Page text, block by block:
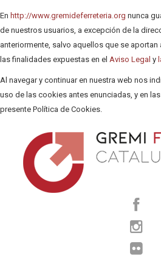
En http://www.gremideferreteria.org nunca
de nuestros usuarios, a excepción de la
anteriormente, salvo aquellos que se
las finalidades expuestas en el Aviso Legal y
Al navegar y continuar en nuestra web nos
uso de las cookies antes enunciadas, y en
presente Política de Cookies.